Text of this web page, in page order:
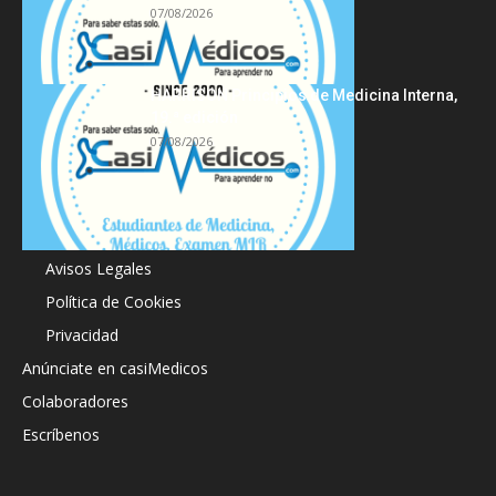
07/08/2026
HARRISON Principios de Medicina Interna,
07/08/2026
Acerca de
Avisos Legales
Política de Cookies
Privacidad
Anúnciate en casiMedicos
Colaboradores
Escríbenos